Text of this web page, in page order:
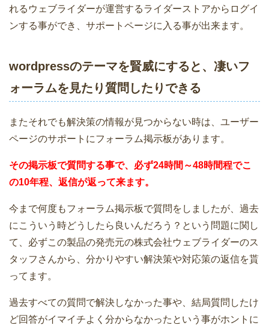
れるウェブライダーが運営するライダーストアからログイ
ンする事ができ、サポートページに入る事が出来ます。
wordpressのテーマを賢威にすると、凄いフ
ォーラムを見たり質問したりできる
またそれでも解決策の情報が見つからない時は、ユーザー
ページのサポートにフォーラム掲示板があります。
その掲示板で質問する事で、必ず24時間～48時間程でこ
の10年程、返信が返って来ます。
今まで何度もフォーラム掲示板で質問をしましたが、過去
にこういう時どうしたら良いんだろう？という問題に関し
て、必ずこの製品の発売元の株式会社ウェブライダーのス
タッフさんから、分かりやすい解決策や対応策の返信を貰
ってます。
過去すべての質問で解決しなかった事や、結局質問したけ
ど回答がイマイチよく分からなかったという事がホントに